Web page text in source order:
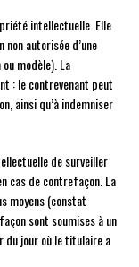
intellectuelle. Elle
autorisée d’une
modèle). La
: le contrevenant peut
ainsi qu’à indemniser
de surveiller
cas de contrefaçon. La
moyens (constat
sont soumises à un
du jour où le titulaire a